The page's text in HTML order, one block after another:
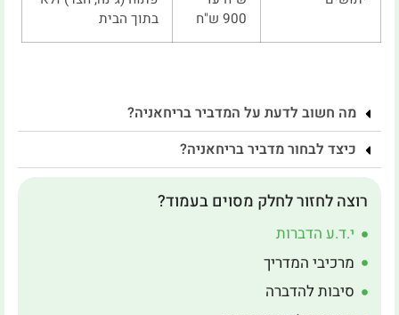
900 ש"ח
בתוך הבית
מה חשוב לדעת על המדביר בריחאניה?
כיצד לבחור מדביר בריחאניה?
רוצה לחזור לחלק מסוים בעמוד?
י.ד.ע הדברות
מרכיבי המדריך
סיבות להדברה